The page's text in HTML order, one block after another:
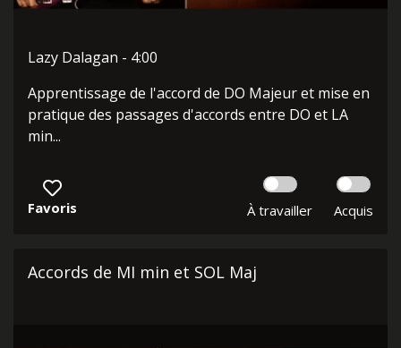
Lazy Dalagan - 4:00
Apprentissage de l'accord de DO Majeur et mise en
pratique des passages d'accords entre DO et LA
min...
Favoris À travailler Acquis
Accords de MI min et SOL Maj